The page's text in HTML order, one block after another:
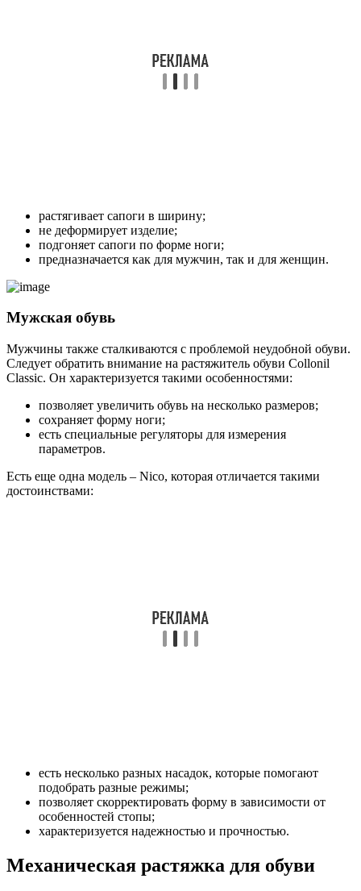
растягивает сапоги в ширину;
не деформирует изделие;
подгоняет сапоги по форме ноги;
предназначается как для мужчин, так и для женщин.
Мужская обувь
Мужчины также сталкиваются с проблемой неудобной обуви.
Следует обратить внимание на растяжитель обуви Collonil
Classic. Он характеризуется такими особенностями:
позволяет увеличить обувь на несколько размеров;
сохраняет форму ноги;
есть специальные регуляторы для измерения
параметров.
Есть еще одна модель – Nico, которая отличается такими
достоинствами:
есть несколько разных насадок, которые помогают
подобрать разные режимы;
позволяет скорректировать форму в зависимости от
особенностей стопы;
характеризуется надежностью и прочностью.
Механическая растяжка для обуви